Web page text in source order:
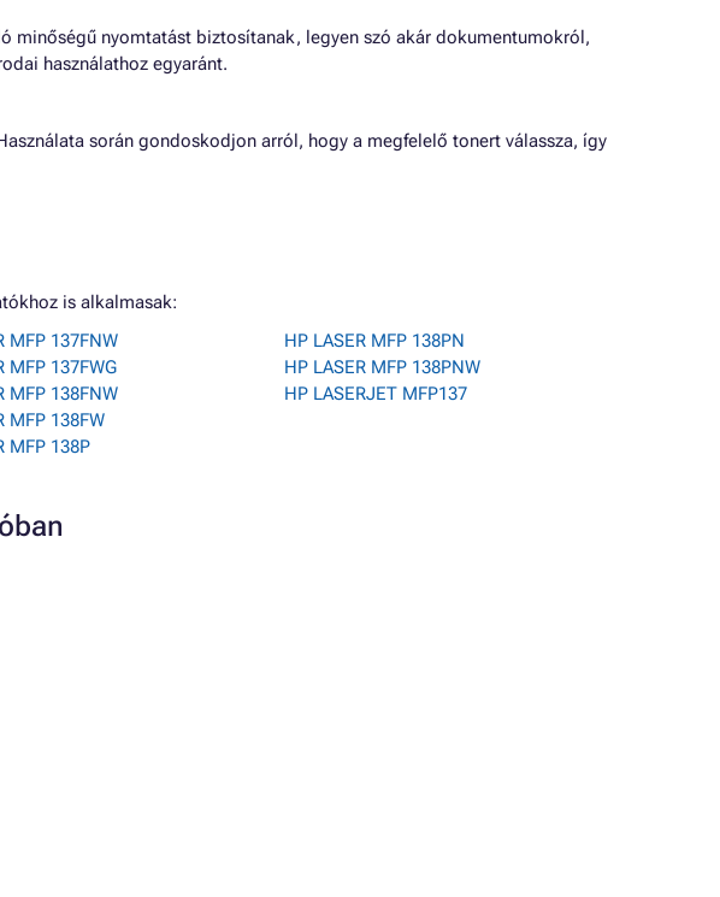
minőségű nyomtatást biztosítanak, legyen szó akár dokumentumokról,
használathoz egyaránt.
során gondoskodjon arról, hogy a megfelelő tonert válassza, így
is alkalmasak:
MFP 137FNW
MFP 137FWG
MFP 138FNW
MFP 138FW
MFP 138P
HP LASER MFP 138PN
HP LASER MFP 138PNW
HP LASERJET MFP137